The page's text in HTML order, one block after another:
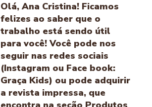
Olá, Ana Cristina! Ficamos
felizes ao saber que o
trabalho está sendo útil
para você! Você pode nos
seguir nas redes sociais
(Instagram ou Face book:
Graça Kids) ou pode adquirir
a revista impressa, que